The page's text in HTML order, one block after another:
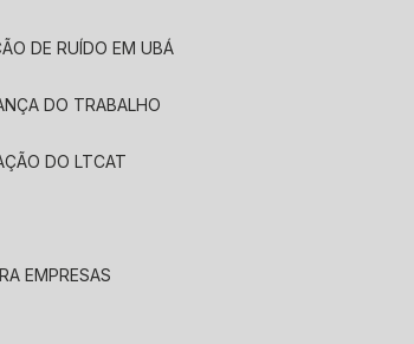
DE RUÍDO EM UBÁ
DO TRABALHO
DO LTCAT
EMPRESAS